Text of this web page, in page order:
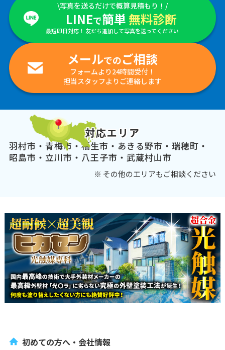
\写真を送るだけで概算見積もり！/
LINEで簡単 無料診断
最短即日対応！ 友だち追加して写真を送ってください
メールでのご相談
フォームより24時間受付！
担当スタッフよりご連絡します
対応エリア
羽村市・青梅市・福生市・あきる野市・瑞穂町・
昭島市・立川市・八王子市・武蔵村山市
※ その他のエリアもご相談ください
初めての方へ・会社情報